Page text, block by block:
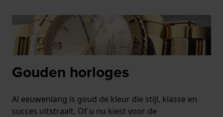
Gouden horloges
Al eeuwenlang is goud de kleur die stijl, klasse en
succes uitstraalt. Of u nu kiest voor de